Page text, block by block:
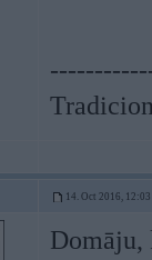
14. Oct 2016, 12:03
Domāju,